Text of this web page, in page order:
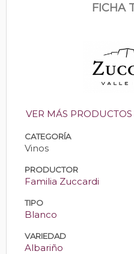
FICHA
VER MÁS
CATEGORÍA
Vinos
PRODUCTOR
Familia Zuccardi
TIPO
Blanco
VARIEDAD
Albariño